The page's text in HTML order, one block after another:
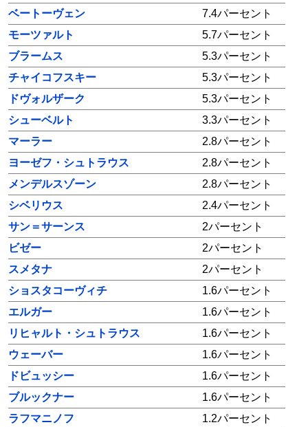
ベートーヴェン
7.4パーセント
モーツァルト
5.7パーセント
ブラームス
5.3パーセント
チャイコフスキー
5.3パーセント
ドヴォルザーク
5.3パーセント
シューベルト
3.3パーセント
マーラー
2.8パーセント
ヨーゼフ・シュトラウス
2.8パーセント
メンデルスゾーン
2.8パーセント
シベリウス
2.4パーセント
サン＝サーンス
2パーセント
ビゼー
2パーセント
スメタナ
2パーセント
ショスタコーヴィチ
1.6パーセント
エルガー
1.6パーセント
リヒャルト・シュトラウス
1.6パーセント
ウェーバー
1.6パーセント
ドビュッシー
1.6パーセント
ブルックナー
1.6パーセント
ラフマニノフ
1.2パーセント